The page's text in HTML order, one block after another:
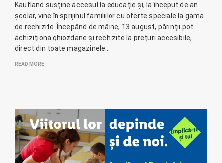
Kaufland susține accesul la educație și, la început de an
școlar, vine în sprijinul familiilor cu oferte speciale la gama
de rechizite. Începând de mâine, 13 august, părinții pot
achiziționa ghiozdane și rechizite la prețuri accesibile,
direct din toate magazinele…
READ MORE